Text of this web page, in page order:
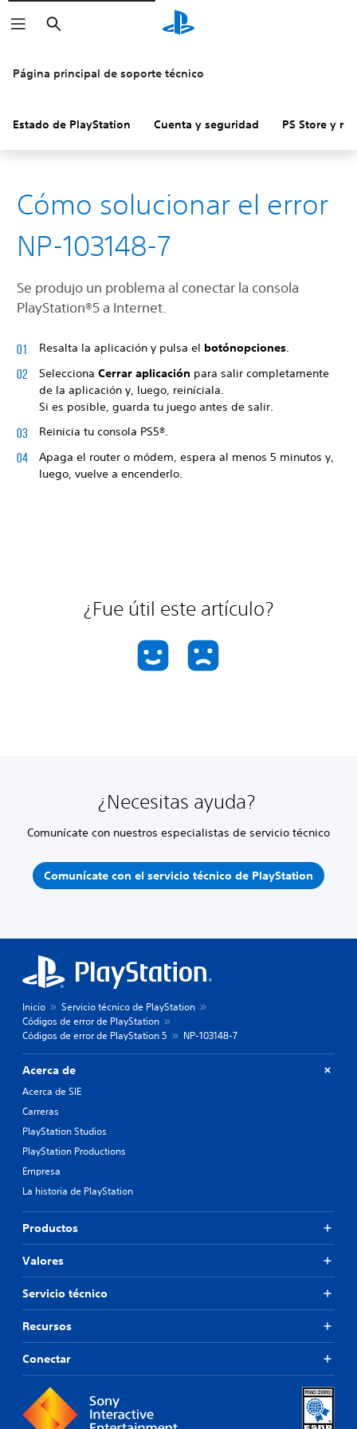
Buscar
Página principal de soporte técnico
Estado de PlayStation Cuenta y seguridad PS Store y
Cómo solucionar el error
NP-103148-7
Se produjo un problema al conectar la consola
PlayStation®5 a Internet.
Resalta la aplicación y pulsa el botónopciones.
Selecciona Cerrar aplicación para salir completamente
de la aplicación y, luego, reiníciala.
Si es posible, guarda tu juego antes de salir.
Reinicia tu consola PS5®.
Apaga el router o módem, espera al menos 5 minutos y,
luego, vuelve a encenderlo.
¿Fue útil este artículo?
¿Necesitas ayuda?
Comunícate con nuestros especialistas de servicio técnico
Comunícate con el servicio técnico de PlayStation
Inicio
Servicio técnico de PlayStation
Códigos de error de PlayStation
Códigos de error de PlayStation 5
NP-103148-7
Acerca de
Acerca de SIE
Carreras
PlayStation Studios
PlayStation Productions
Empresa
La historia de PlayStation
Productos
Valores
Servicio técnico
Recursos
Conectar